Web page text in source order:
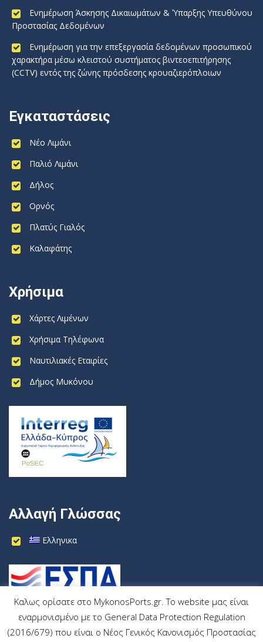
Ενημέρωση Άσκησης Δικαιωμάτων & Ύπαρξης Υπευθύνου
Προστασίας Δεδομένων
Ενημέρωση για την επεξεργασία δεδομένων προσωπικού
χαρακτήρα μέσω κλειστού συστήματος βιντεοεπιτήρησης
(CCTV) εντός της ζώνης πρόσδεσης κρουαζιερόπλοιων
Εγκαταστάσεις
Νέο Λιμάνι
Παλιό Λιμάνι
Δήλος
Ορνός
Πλατύς Γιαλός
Καλαφάτης
Χρήσιμα
Χάρτες Λιμένων
Χρήσιμα Τηλέφωνα
Ναυτιλιακές Εταιρίες
Δήμος Μυκόνου
Αλλαγή Γλώσσας
Ελληνικα
Καλως ορίσατε στο MykonosPorts.gr. Το website μας είναι
εναρμονισμένο με το General Data Protection Regulation
(2016/679) που είναι ο Νέος Γενικός Κανονισμός Προστασίας